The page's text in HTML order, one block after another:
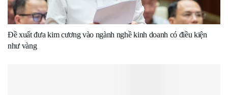
Đề xuất đưa kim cương vào ngành nghề kinh doanh có điều kiện
như vàng